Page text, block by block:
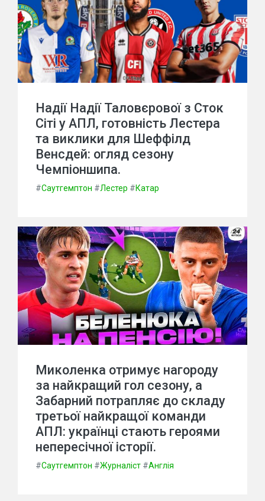
Надії Надії Таловєрової з Сток
Сіті у АПЛ, готовність Лестера
та виклики для Шеффілд
Венсдей: огляд сезону
Чемпіоншипа.
#Саутгемптон #Лестер #Катар
Миколенка отримує нагороду
за найкращий гол сезону, а
Забарний потрапляє до складу
третьої найкращої команди
АПЛ: українці стають героями
непересічної історії.
#Саутгемптон #Журналіст #Англія